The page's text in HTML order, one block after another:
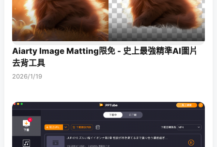
Aiarty Image Matting限免 - 史上最強精準AI圖片
去背工具
2026/1/19